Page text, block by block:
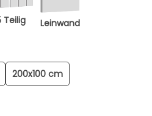
Teilig Leinwand
200x100 cm